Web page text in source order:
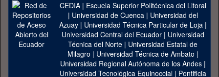
CEDIA| Escuela Superior Politécnica del Litoral
| Universidad de Cuenca| Universidad del
Azuay| Universidad Técnica Particular de Loja|
Universidad Central del Ecuador| Universidad
Técnica del Norte | Universidad Estatal de
Milagro | Universidad Técnica de Ambato |
Universidad Regional Autónoma de los Andes|
Universidad Tecnológica Equinoccial| Pontificia